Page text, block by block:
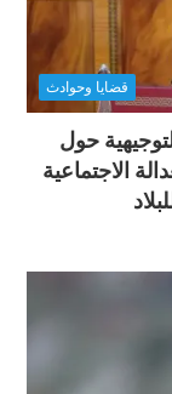
قضايا وحوادث
حول
العدالة الاجتماعية